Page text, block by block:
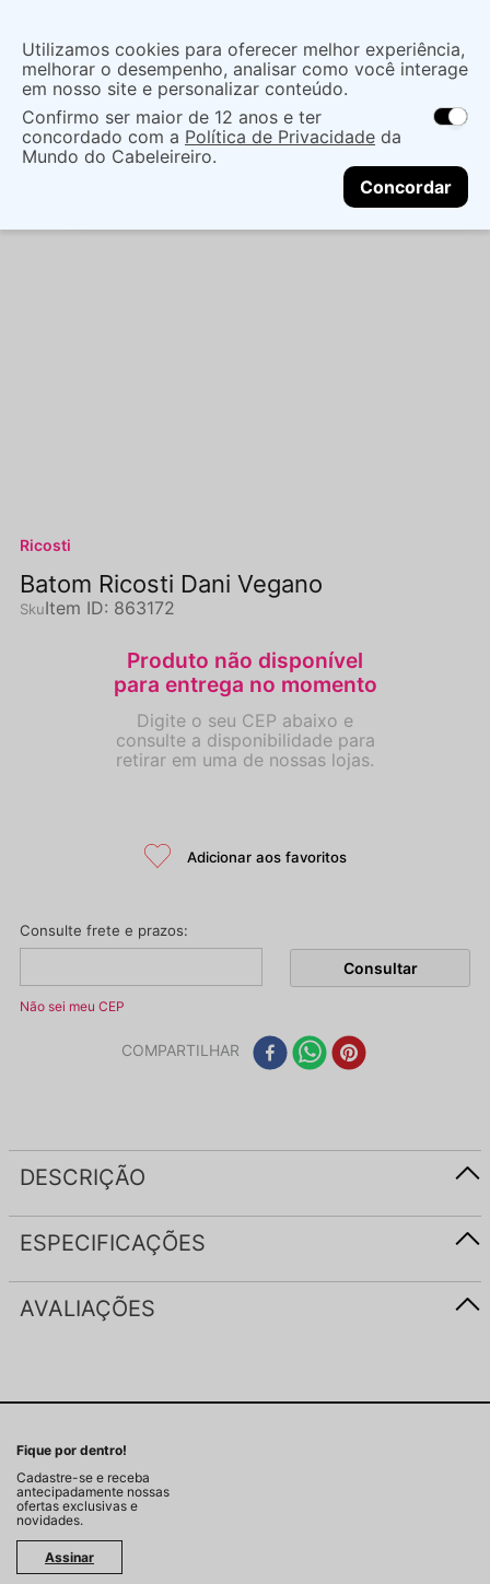
localização
As ofertas e opções de entrega variam de
acordo com a região.Não sei meu CEP
CONTINUAR
O que você procura?
Maquiagem Boca Batom Bastão
BATOM
Ricosti
Batom Ricosti Dani Vegano
Item ID: 863172
Não sei meu CEP
COMPARTILHAR
DESCRIÇÃO
ESPECIFICAÇÕES
AVALIAÇÕES
Fique por dentro!
Cadastre-se e receba
antecipadamente nossas
ofertas exclusivas e
novidades.
Assinar
Utilizamos cookies para oferecer melhor experiência,
melhorar o desempenho, analisar como você interage
em nosso site e personalizar conteúdo.
Confirmo ser maior de 12 anos e ter
concordado com a Política de Privacidade da
Mundo do Cabeleireiro.
Concordar